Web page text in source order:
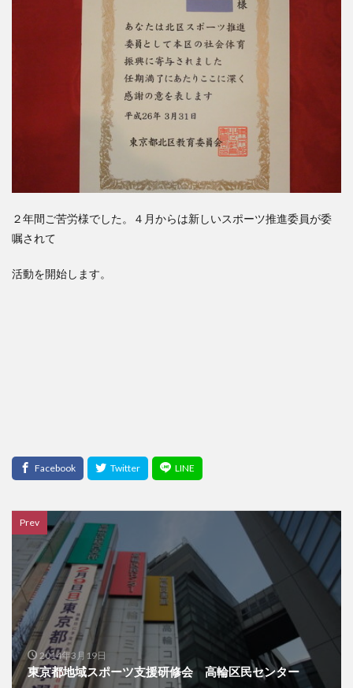
２年間ご苦労様でした。４月からは新しいスポーツ推進委員が委
嘱されて
活動を開始します。
Prev
2014年3月19日
東京都地域スポーツ支援研修会 高輪区民センター